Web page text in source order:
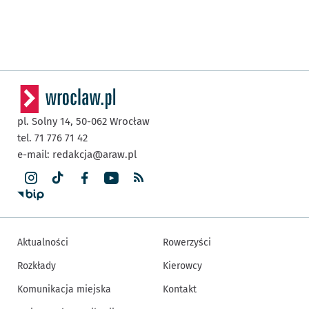
pl. Solny 14, 50-062 Wrocław
tel. 71 776 71 42
e-mail: redakcja@araw.pl
Aktualności
Rozkłady
Komunikacja miejska
Rowerzyści
Kierowcy
Kontakt